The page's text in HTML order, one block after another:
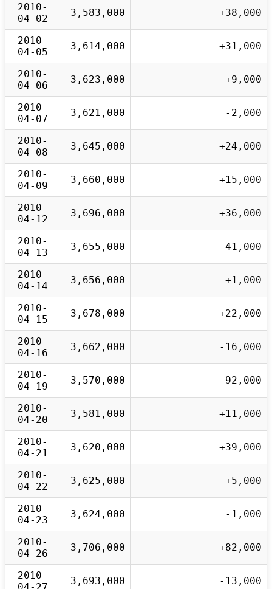
2010-
04-02
3,583,000 +38,000
2010-
04-05
3,614,000 +31,000
2010-
04-06
3,623,000 +9,000
2010-
04-07
3,621,000 -2,000
2010-
04-08
3,645,000 +24,000
2010-
04-09
3,660,000 +15,000
2010-
04-12
3,696,000 +36,000
2010-
04-13
3,655,000 -41,000
2010-
04-14
3,656,000 +1,000
2010-
04-15
3,678,000 +22,000
2010-
04-16
3,662,000 -16,000
2010-
04-19
3,570,000 -92,000
2010-
04-20
3,581,000 +11,000
2010-
04-21
3,620,000 +39,000
2010-
04-22
3,625,000 +5,000
2010-
04-23
3,624,000 -1,000
2010-
04-26
3,706,000 +82,000
2010-
3,693,000 -13,000